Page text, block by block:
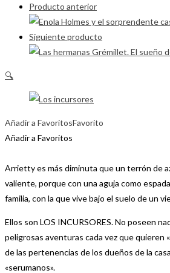
Producto anterior
Siguiente producto
🔍
Añadir a FavoritosFavorito
Añadir a Favoritos
Arrietty es más diminuta que un terrón de
valiente, porque con una aguja como
familia, con la que vive bajo el suelo de un
Ellos son LOS INCURSORES. No poseen
peligrosas aventuras cada vez que quieren
de las pertenencias de los dueños de la
«serumanos».